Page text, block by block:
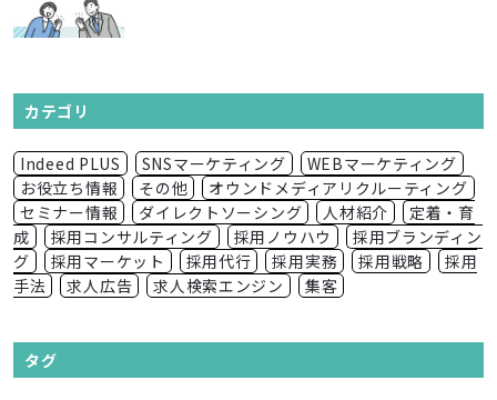
カテゴリ
Indeed PLUS SNSマーケティング
WEBマーケティング
お役立ち情報
その他
オウンドメディアリクルーティング
セミナー情報
ダイレクトソーシング 人材紹介
定着・育
成
採用コンサルティング 採用ノウハウ
採用ブランディン
グ
採用マーケット 採用代行 採用実務 採用戦略
採用
手法
求人広告 求人検索エンジン 集客
タグ